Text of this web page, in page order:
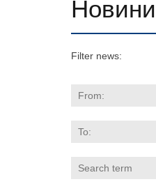
Новини
Filter news: